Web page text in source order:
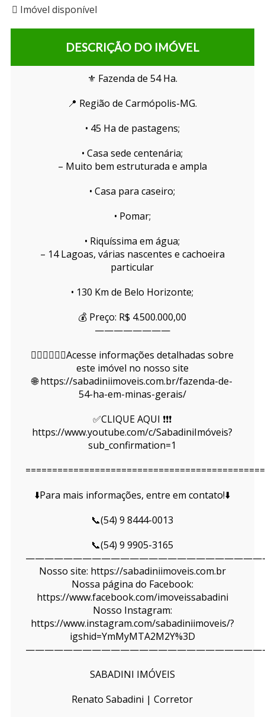
Imóvel disponível
DESCRIÇÃO DO IMÓVEL
⚜️ Fazenda de 54 Ha.
📍 Região de Carmópolis-MG.
• 45 Ha de pastagens;
• Casa sede centenária;
– Muito bem estruturada e ampla
• Casa para caseiro;
• Pomar;
• Riquíssima em água;
– 14 Lagoas, várias nascentes e cachoeira
particular
• 130 Km de Belo Horizonte;
💰 Preço: R$ 4.500.000,00
————————
👇🏻👇🏻👇🏻Acesse informações detalhadas sobre
este imóvel no nosso site
🌐 https://sabadiniimoveis.com.br/fazenda-de-
54-ha-em-minas-gerais/
✅CLIQUE AQUI ❗❗❗
https://www.youtube.com/c/SabadiniImóveis?
sub_confirmation=1
⬇️Para mais informações, entre em contato!⬇️
📞(54) 9 8444-0013
📞(54) 9 9905-3165
Nosso site: https://sabadiniimoveis.com.br
Nossa página do Facebook:
https://www.facebook.com/imoveissabadini
Nosso Instagram:
https://www.instagram.com/sabadiniimoveis/?
igshid=YmMyMTA2M2Y%3D
SABADINI IMÓVEIS
Renato Sabadini | Corretor